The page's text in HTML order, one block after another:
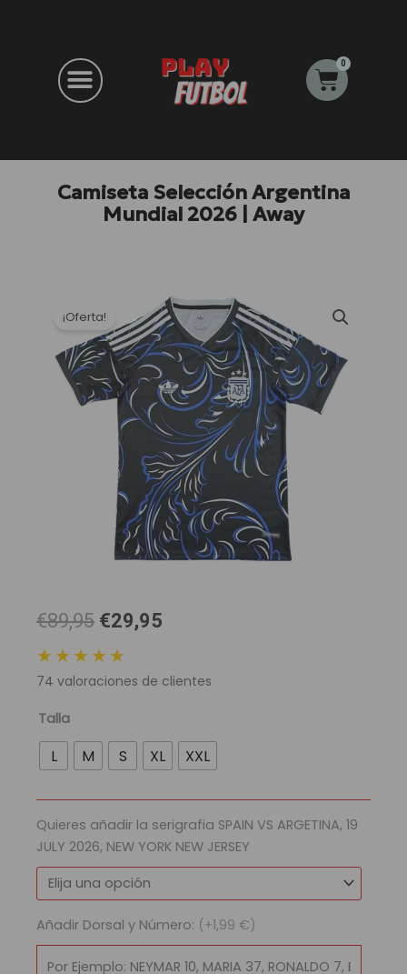
0
Carrito
Camiseta Selección Argentina
Mundial 2026 | Away
¡Oferta!
€89,95 El
original
era:
€29,95
es:
★★★★★
74 valoraciones de clientes
Talla
L M S XL XXL
Quieres añadir la serigrafia SPAIN VS ARGETINA, 19
JULY 2026, NEW YORK NEW JERSEY
Añadir Dorsal y Número: (+1,99 €)
Camiseta
Selección
Argentina
2026
|
Away
cantidad